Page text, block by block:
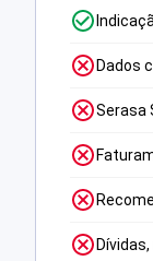
Dados
Serasa